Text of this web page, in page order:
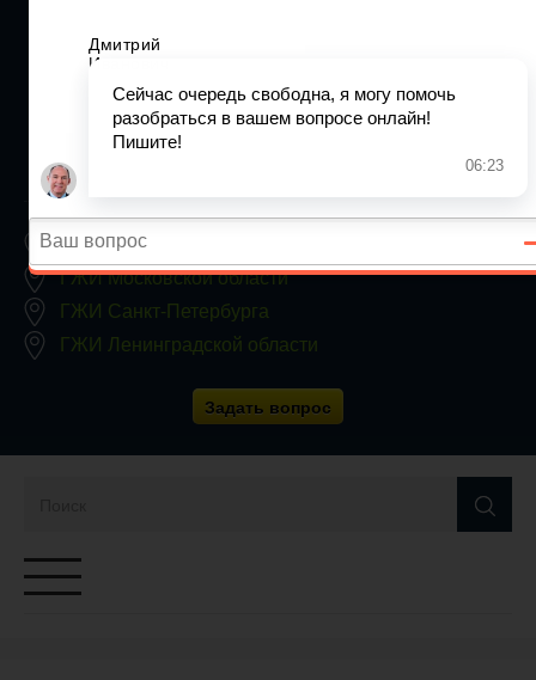
Все регионы
Заявки принимаются круглосуточно, без выходных
ГЖИ Москвы
ГЖИ Московской области
ГЖИ Санкт-Петербурга
ГЖИ Ленинградской области
Задать вопрос
Переключатель